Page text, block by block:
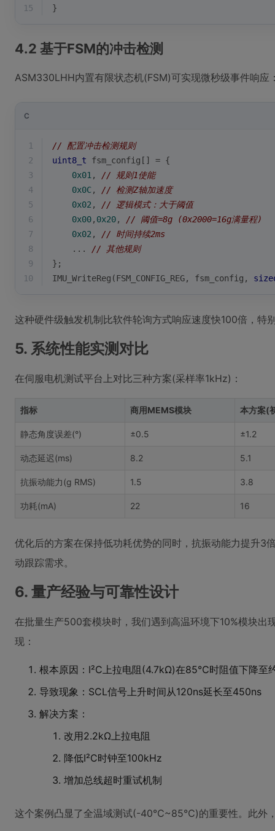
15
}
4.2 基于FSM的冲击检测
ASM330LHH内置有限状态机(FSM)可实现微秒级事件响应
C
1
// 配置冲击检测规则
2
uint8_t fsm_config[] = {
3
0x01 , // 规则1使能
4
0x0C, // 检测Z轴加速度
5
0x02 , // 逻辑模式：大于阈值
6
0x00, 0x20, // 阈值=8g (0x2000=16g满量程)
7
0x02 , // 时间持续2ms
8
    ...
// 其他规则
9
};
10
IMU_WriteReg(FSM_CONFIG_REG, fsm_config,
这种硬件级触发机制比软件轮询方式响应速度快100倍，特
5. 系统性能实测对比
在伺服电机测试平台上对比三种方案(采样率1kHz)：
指标 商用MEMS模块 本方案(
静态角度误差(°) ±0.5 ±1.2
动态延迟(ms) 8.2 5.1
抗振动能力(g RMS) 1.5 3.8
功耗(mA) 22 16
优化后的方案在保持低功耗优势的同时，抗振动能力提升3
动跟踪需求。
6. 量产经验与可靠性设计
在批量生产500套模块时，我们遇到高温环境下10%模块出
现：
根本原因：I²C上拉电阻(4.7kΩ)在85℃时阻值下降至
导致现象：SCL信号上升时间从120ns延长至450ns
解决方案：
改用2.2kΩ上拉电阻
降低I²C时钟至100kHz
增加总线超时重试机制
这个案例凸显了全温域测试(-40℃~85℃)的重要性。此外